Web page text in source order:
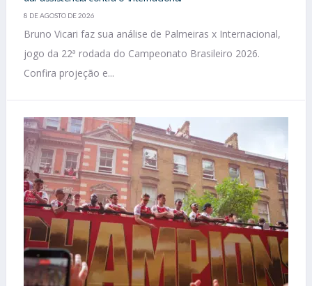
8 DE AGOSTO DE 2026
Bruno Vicari faz sua análise de Palmeiras x Internacional,
jogo da 22ª rodada do Campeonato Brasileiro 2026.
Confira projeção e...